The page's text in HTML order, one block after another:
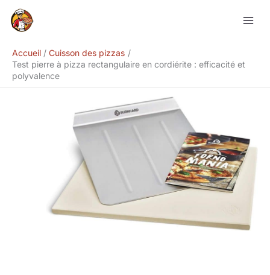
Accueil
Cuisson des pizzas
Test pierre à pizza rectangulaire en cordiérite : efficacité et
polyvalence
Rechercher